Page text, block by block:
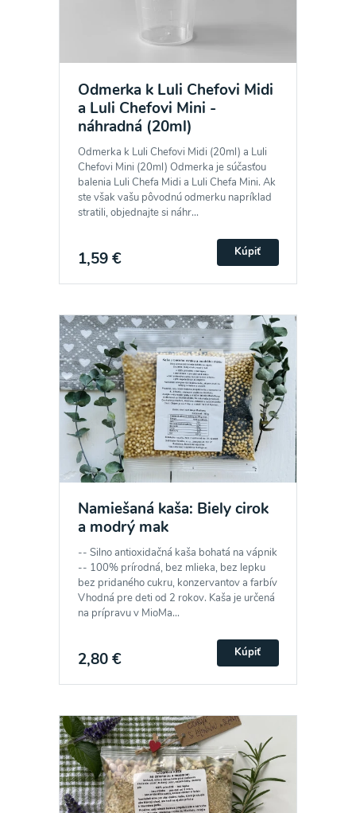
Odmerka k Luli Chefovi Midi
a Luli Chefovi Mini -
náhradná (20ml)
Odmerka k Luli Chefovi Midi (20ml) a Luli
Chefovi Mini (20ml) Odmerka je súčasťou
balenia Luli Chefa Midi a Luli Chefa Mini. Ak
ste však vašu pôvodnú odmerku napríklad
stratili, objednajte si náhr...
1,59 € Kúpiť
Namiešaná kaša: Biely cirok
a modrý mak
-- Silno antioxidačná kaša bohatá na vápnik
-- 100% prírodná, bez mlieka, bez lepku
bez pridaného cukru, konzervantov a farbív
Vhodná pre deti od 2 rokov. Kaša je určená
na prípravu v MioMa...
2,80 € Kúpiť